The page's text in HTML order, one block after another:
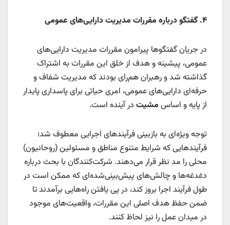
۴. گفتگو درباره مقررات مدیریت دارایی‌های عمومی
در جریان گفتگوها پیرامون مقررات مدیریت دارایی‌های
عمومی، پیشینه و هدف از خلق این مقررات به اشتراک
گذاشته شد و رهبران هم‌رای بودند که مدیریت شفاف و
حرفه‌ای دارایی‌های عمومی، امری حیاتی برای پاسداری پایدار
از پایه و اساس مشیت در آینده است.
توجه ویژه‌ای به بازبینی فرآیندهای اجرایی معطوف شد؛
فرآیندهایی که شرایط متنوع مناطق و مسئولین (روحانیون)
محلی را مد نظر قرار می‌دهند. شرکت‌کنندگان با بحث درباره
دغدغه‌ها و چالش‌های پیش‌بینی‌شده‌ای که ممکن است در
طول فرآیند اجرا بروز کند، در پی یافتن راه‌هایی برآمدند تا
ضمن حفظ هدف اصلی این مقررات، واقعیت‌های موجود
در میدان عمل را نیز لحاظ کنند.